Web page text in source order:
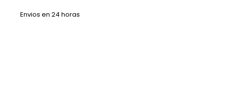
Envios en 24 horas